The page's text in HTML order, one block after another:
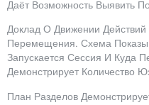
Даёт Возможность Выявить
Доклад О Движении Действий
Перемещения. Схема
Запускается Сессия И Куда
Демонстрирует Количество
План Разделов